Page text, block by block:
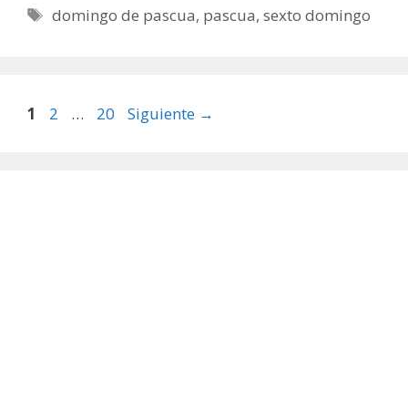
Etiquetas
domingo de pascua, pascua,sexto domingo
Página
1 Página
2 … Página
20 Siguiente →